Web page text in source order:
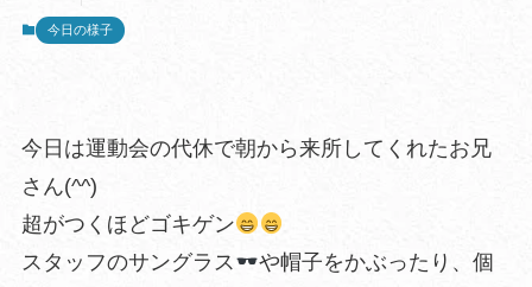
今日の様子
今日は運動会の代休で朝から来所してくれたお兄
さん(^^)
超がつくほどゴキゲン
スタッフのサングラス
や帽子をかぶったり、個